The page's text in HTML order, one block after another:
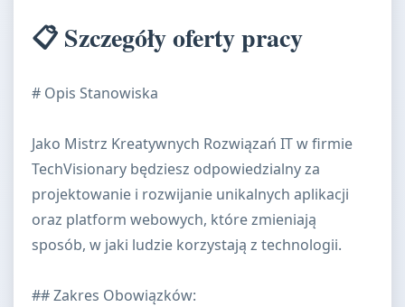
📋 Szczegóły oferty pracy
# Opis Stanowiska
Jako Mistrz Kreatywnych Rozwiązań IT w firmie
TechVisionary będziesz odpowiedzialny za
projektowanie i rozwijanie unikalnych aplikacji
oraz platform webowych, które zmieniają
sposób, w jaki ludzie korzystają z technologii.
## Zakres Obowiązków: